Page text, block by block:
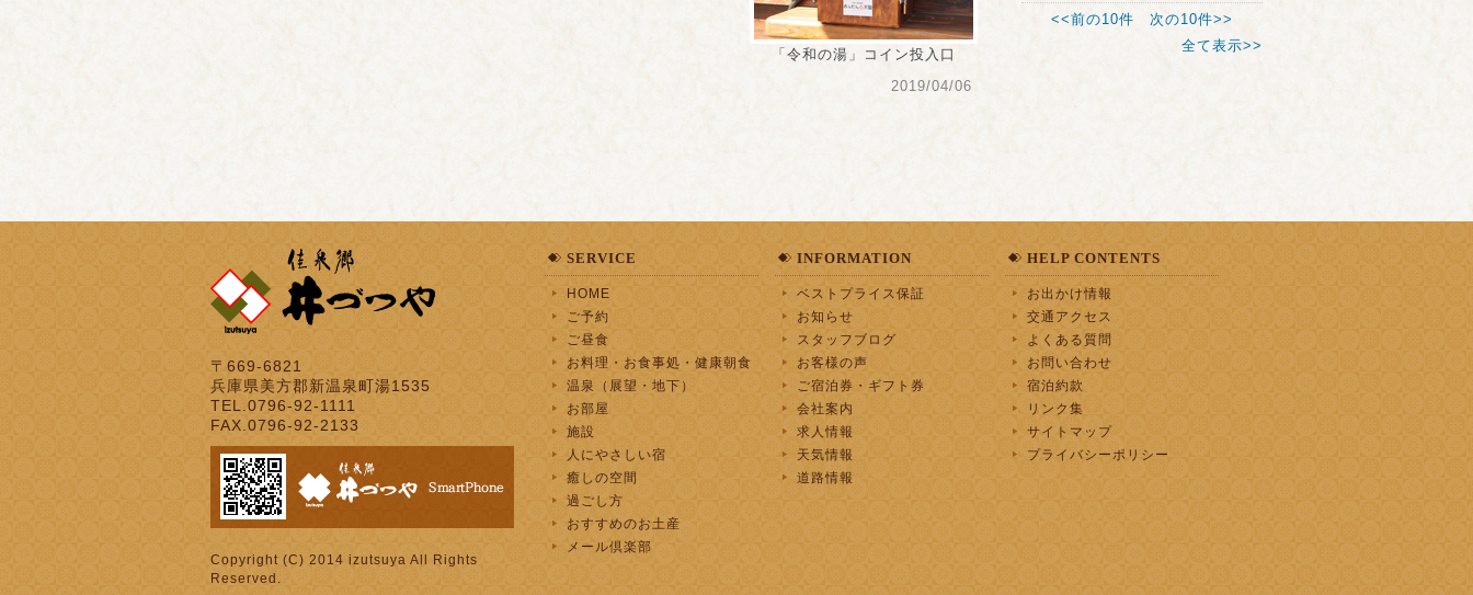
「令和の湯」コイン投入口
2019/04/06
<<前の10件
次の10件>>
全て表示>>
〒669-6821
兵庫県美方郡新温泉町湯1535
TEL.0796-92-1111
FAX.0796-92-2133
Copyright (C) 2014 izutsuya All Rights
Reserved.
SERVICE
HOME
ご予約
ご昼食
お料理・お食事処・健康朝食
温泉（展望・地下）
お部屋
施設
人にやさしい宿
癒しの空間
過ごし方
おすすめのお土産
メール倶楽部
INFORMATION
ベストプライス保証
お知らせ
スタッフブログ
お客様の声
ご宿泊券・ギフト券
会社案内
求人情報
天気情報
道路情報
HELP CONTENTS
お出かけ情報
交通アクセス
よくある質問
お問い合わせ
宿泊約款
リンク集
サイトマップ
プライバシーポリシー